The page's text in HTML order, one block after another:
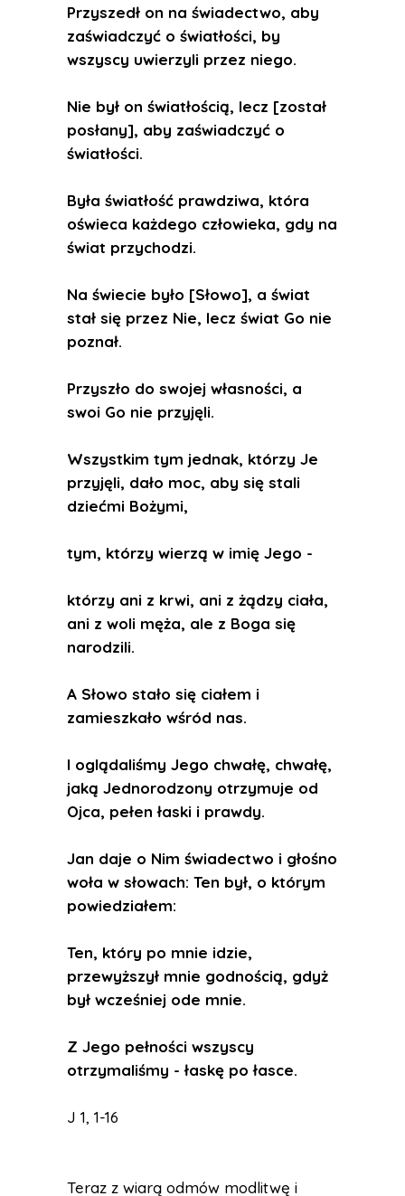
Przyszedł on na świadectwo, aby
zaświadczyć o światłości, by
wszyscy uwierzyli przez niego.
Nie był on światłością, lecz [został
posłany], aby zaświadczyć o
światłości.
Była światłość prawdziwa, która
oświeca każdego człowieka, gdy na
świat przychodzi.
Na świecie było [Słowo], a świat
stał się przez Nie, lecz świat Go nie
poznał.
Przyszło do swojej własności, a
swoi Go nie przyjęli.
Wszystkim tym jednak, którzy Je
przyjęli, dało moc, aby się stali
dziećmi Bożymi,
tym, którzy wierzą w imię Jego -
którzy ani z krwi, ani z żądzy ciała,
ani z woli męża, ale z Boga się
narodzili.
A Słowo stało się ciałem i
zamieszkało wśród nas.
I oglądaliśmy Jego chwałę, chwałę,
jaką Jednorodzony otrzymuje od
Ojca, pełen łaski i prawdy.
Jan daje o Nim świadectwo i głośno
woła w słowach: Ten był, o którym
powiedziałem:
Ten, który po mnie idzie,
przewyższył mnie godnością, gdyż
był wcześniej ode mnie.
Z Jego pełności wszyscy
otrzymaliśmy - łaskę po łasce.
J 1, 1-16
Teraz z wiarą odmów modlitwę i